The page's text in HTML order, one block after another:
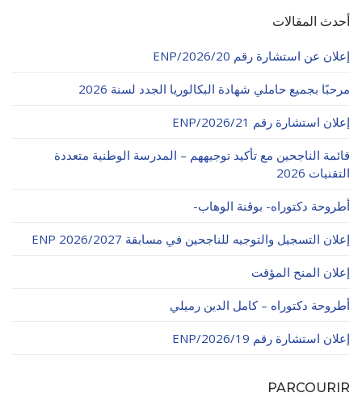
أحدث المقالات
إعلان عن استشارة رقم 20/ENP/2026
مرحبًا بجميع حاملي شهادة البكالوريا الجدد لسنة 2026
إعلان استشارة رقم 21/ENP/2026
قائمة الناجحين مع تأكيد توجيههم – المدرسة الوطنية متعددة
التقنيات 2026
أطروحة دكتوراه- بوڨنة الوهاب-
إعلان التسجيل والتوجيه للناجحين في مسابقة ENP 2026/2027
إعلان المنح المؤقت
أطروحة دكتوراه – كامل الدين رميلي
إعلان استشارة رقم 19/ENP/2026
PARCOURIR